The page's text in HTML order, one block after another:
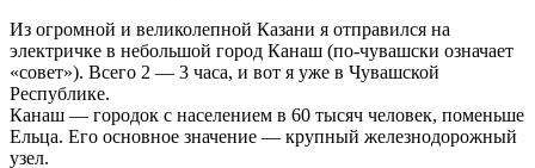
Из огромной и великолепной Казани я отправился на
электричке в небольшой город Канаш (по-чувашски означает
«совет»). Всего 2 — 3 часа, и вот я уже в Чувашской
Республике.
Канаш — городок с населением в 60 тысяч человек, поменьше
Ельца. Его основное значение — крупный железнодорожный
узел.